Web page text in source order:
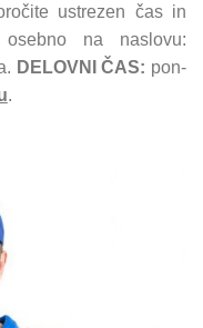
ustrezen čas in
osebno na naslovu:
DELOVNI ČAS: pon-
.